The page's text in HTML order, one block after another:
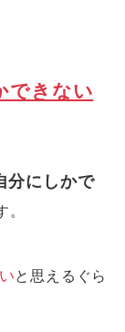
できない
分にしかで
と思えるぐら